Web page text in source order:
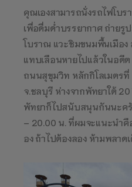
คุณเองสามารถนั่งรถไฟโบ
เพื่อดื่มด่ำบรรยากาศ ถ่ายรู
โบราณ แวะชิมขนมพื้นเมือ
แทบเลือนหายไปแล้วในอดี
ถนนสุขุมวิท หลักกิโลเมตร
จ.ชลบุรี ห่างจากพัทยาใต้ 20
พัทยาก็ไปสนับสนุนกันนะครั
– 20.00 น. ที่ผมจะแนะนำ
อง ถ้าไปต้องลอง ห้ามพลาด